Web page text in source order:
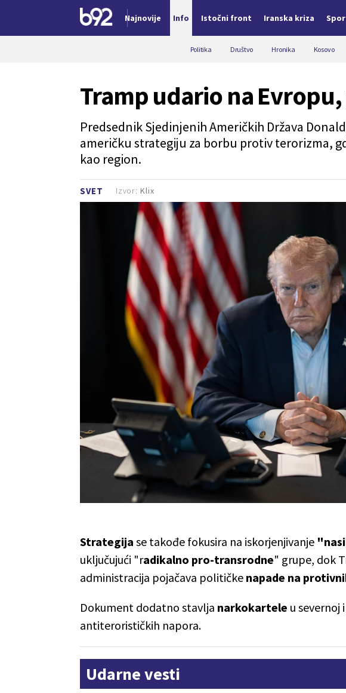
Najnovije Info Istočni front Iranska kriza
Politika Društvo Hronika Kosovo
SVET
Tramp udario na
Predsednik Sjedinjenih Američkih Država
američku strategiju za borbu protiv terorizma,
kao region.
Izvor: Klix
Strategija se takođe fokusira na iskorjenjivanje
uključujući "radikalno pro-transrodne" grupe, dok
administracija pojačava političke napade na
Dokument dodatno stavlja narkokartele u severnoj
antiterorističkih napora.
Udarne vesti